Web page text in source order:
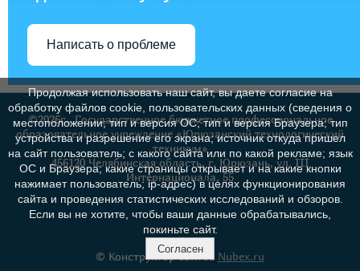
Написать о проблеме
©2026г., Государственное бюджетное профессиональное
образовательное учреждение «Юрюзанский технологический
техникум»
456120 Челябинская область, г. Юрюзань, ул. III
Интернационала, 55
© Конструктор сайтов Nubex.ru
Продолжая использовать наш сайт, вы даете согласие на
обработку файлов cookie, пользовательских данных (сведения о
местоположении; тип и версия ОС; тип и версия Браузера; тип
устройства и разрешение его экрана; источник откуда пришел
на сайт пользователь; с какого сайта или по какой рекламе; язык
ОС и Браузера; какие страницы открывает и на какие кнопки
нажимает пользователь; ip-адрес) в целях функционирования
сайта и проведения статистических исследований и обзоров.
Если вы не хотите, чтобы ваши данные обрабатывались,
покиньте сайт.
Согласен